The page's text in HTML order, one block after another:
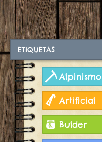
ETIQUETAS
Alpinismo
Artificial
Bulder